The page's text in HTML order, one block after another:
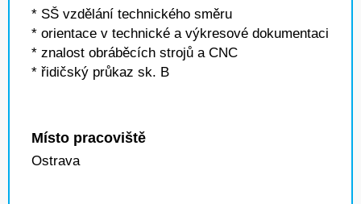
* SŠ vzdělání technického směru
* orientace v technické a výkresové dokumentaci
* znalost obráběcích strojů a CNC
* řidičský průkaz sk. B
Místo pracoviště
Ostrava